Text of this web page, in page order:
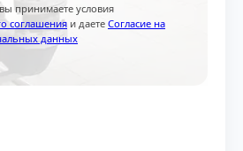
принимаете условия
соглашения и даете Согласие на
данных